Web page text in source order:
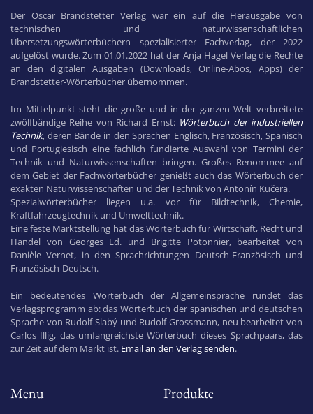
Der Oscar Brandstetter Verlag war ein auf die Herausgabe von
technischen und naturwissenschaftlichen
Übersetzungswörterbüchern spezialisierter Fachverlag, der 2022
aufgelöst wurde. Zum 01.01.2022 hat der Anja Hagel Verlag die Rechte
an den digitalen Ausgaben (Downloads, Online-Abos, Apps) der
Brandstetter-Wörterbücher übernommen.
Im Mittelpunkt steht die große und in der ganzen Welt verbreitete
zwölfbändige Reihe von Richard Ernst: Wörterbuch der industriellen
Technik, deren Bände in den Sprachen Englisch, Französisch, Spanisch
und Portugiesisch eine fachlich fundierte Auswahl von Termini der
Technik und Naturwissenschaften bringen. Großes Renommee auf
dem Gebiet der Fachwörterbücher genießt auch das Wörterbuch der
exakten Naturwissenschaften und der Technik von Antonín Kučera.
Spezialwörterbücher liegen u.a. vor für Bildtechnik, Chemie,
Kraftfahrzeugtechnik und Umwelttechnik.
Eine feste Marktstellung hat das Wörterbuch für Wirtschaft, Recht und
Handel von Georges Ed. und Brigitte Potonnier, bearbeitet von
Danièle Vernet, in den Sprachrichtungen Deutsch-Französisch und
Französisch-Deutsch.
Ein bedeutendes Wörterbuch der Allgemeinsprache rundet das
Verlagsprogramm ab: das Wörterbuch der spanischen und deutschen
Sprache von Rudolf Slabý und Rudolf Grossmann, neu bearbeitet von
Carlos Illig, das umfangreichste Wörterbuch dieses Sprachpaars, das
zur Zeit auf dem Markt ist. Email an den Verlag senden.
Menu Produkte